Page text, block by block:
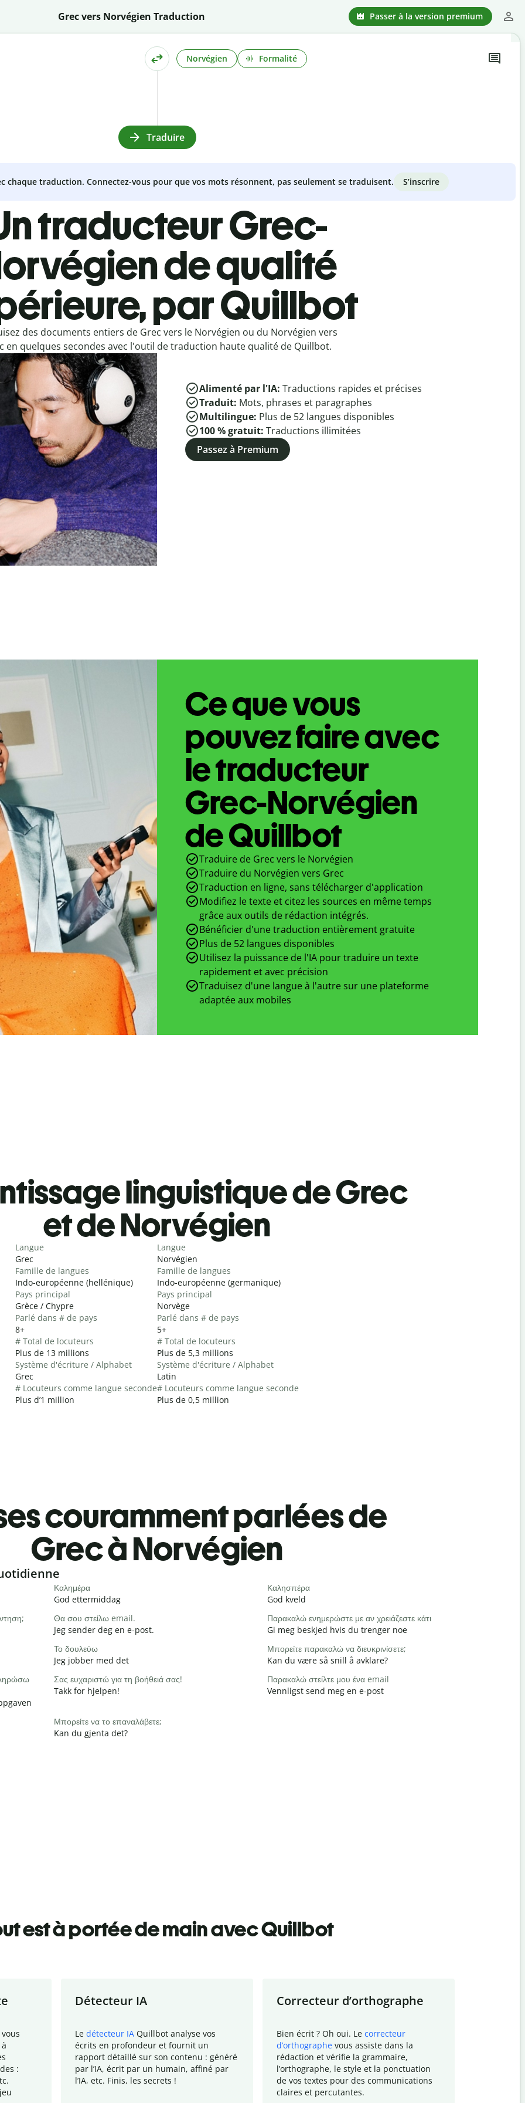
Grec vers Norvégien Traduction Passer à la version premium
Norvégien Formalité
Traduire
chaque traduction. Connectez-vous pour que vos mots résonnent, pas seulement se traduisent. S’inscrire
traducteur Grec-
de qualité
par Quillbot
des documents entiers de Grec vers le Norvégien ou du Norvégien vers
en quelques secondes avec l'outil de traduction haute qualité de Quillbot.
Alimenté par l'IA: Traductions rapides et précises
Traduit: Mots, phrases et paragraphes
Multilingue: Plus de 52 langues disponibles
100 % gratuit: Traductions illimitées
Passez à Premium
Ce que vous
pouvez faire avec
le traducteur
Grec-Norvégien
de Quillbot
Traduire de Grec vers le Norvégien
Traduire du Norvégien vers Grec
Traduction en ligne, sans télécharger d'application
Modifiez le texte et citez les sources en même temps
grâce aux outils de rédaction intégrés.
Bénéficier d'une traduction entièrement gratuite
Plus de 52 langues disponibles
Utilisez la puissance de l'IA pour traduire un texte
rapidement et avec précision
Traduisez d'une langue à l'autre sur une plateforme
adaptée aux mobiles
linguistique de Grec
et de Norvégien
Langue
Grec
Famille de langues
Indo-européenne (hellénique)
Pays principal
Grèce / Chypre
Parlé dans # de pays
8+
# Total de locuteurs
Plus de 13 millions
Système d'écriture / Alphabet
Grec
# Locuteurs comme langue seconde
Plus d’1 million
Langue
Norvégien
Famille de langues
Indo-européenne (germanique)
Pays principal
Norvège
Parlé dans # de pays
5+
# Total de locuteurs
Plus de 5,3 millions
Système d'écriture / Alphabet
Latin
# Locuteurs comme langue seconde
Plus de 0,5 million
couramment parlées de
Grec à Norvégien
Καλημέρα
God ettermiddag
Καλησπέρα
God kveld
Θα σου στείλω email.
Jeg sender deg en e-post.
Παρακαλώ ενημερώστε με αν χρειάζεστε κάτι
Gi meg beskjed hvis du trenger noe
Το δουλεύω
Jeg jobber med det
Μπορείτε παρακαλώ να διευκρινίσετε;
Kan du være så snill å avklare?
Σας ευχαριστώ για τη βοήθειά σας!
Takk for hjelpen!
Παρακαλώ στείλτε μου ένα email
Vennligst send meg en e-post
Μπορείτε να το επαναλάβετε;
Kan du gjenta det?
est à portée de main avec Quillbot
:
Détecteur IA
Le détecteur IA Quillbot analyse vos
écrits en profondeur et fournit un
rapport détaillé sur son contenu : généré
par l’IA, écrit par un humain, affiné par
l’IA, etc. Finis, les secrets !
Correcteur d’orthographe
Bien écrit ? Oh oui. Le correcteur
d’orthographe vous assiste dans la
rédaction et vérifie la grammaire,
l’orthographe, le style et la ponctuation
de vos textes pour des communications
claires et percutantes.